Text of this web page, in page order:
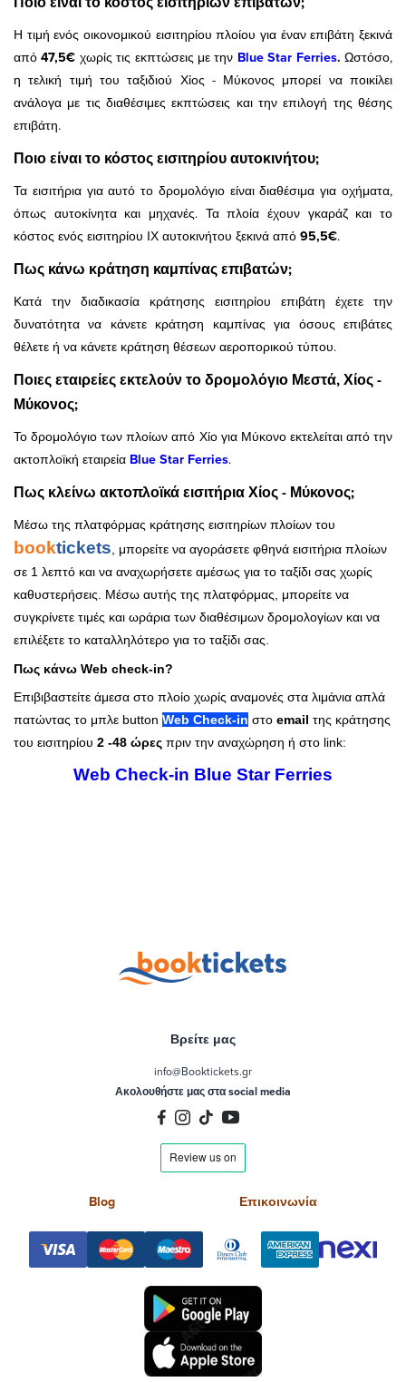
Η τιμή ενός οικονομικού εισιτηρίου πλοίου για έναν επιβάτη ξεκινά
από47,5€ χωρίς τις εκπτώσεις με την Blue Star Ferries. Ωστόσο,
η τελική τιμή του ταξιδιού Χίος - Μύκονος μπορεί να ποικίλει
ανάλογα με τις διαθέσιμες εκπτώσεις και την επιλογή της θέσης
επιβάτη.
Ποιο είναι το κόστος εισιτηρίου αυτοκινήτου;
Τα εισιτήρια για αυτό το δρομολόγιο είναι διαθέσιμα για οχήματα,
όπως αυτοκίνητα και μηχανές. Τα πλοία έχουν γκαράζ και το
κόστος ενός εισιτηρίου ΙΧ αυτοκινήτου ξεκινά από 95,5€.
Πως κάνω κράτηση καμπίνας επιβατών;
Κατά την διαδικασία κράτησης εισιτηρίου επιβάτη έχετε την
δυνατότητα να κάνετε κράτηση καμπίνας για όσους επιβάτες
θέλετε ή να κάνετε κράτηση θέσεων αεροπορικού τύπου.
Ποιες εταιρείες εκτελούν το δρομολόγιο Μεστά, Χίος -
Μύκονος;
Το δρομολόγιο των πλοίων από Χίο για Μύκονο εκτελείται από την
ακτοπλοϊκή εταιρεία Blue Star Ferries.
Πως κλείνω ακτοπλοϊκά εισιτήρια Χίος - Μύκονος;
Μέσω της πλατφόρμας κράτησης εισιτηρίων πλοίων του
booktickets , μπορείτε να αγοράσετε φθηνά εισιτήρια πλοίων
σε 1 λεπτό και να αναχωρήσετε αμέσως για το ταξίδι σας χωρίς
καθυστερήσεις. Μέσω αυτής της πλατφόρμας, μπορείτε να
συγκρίνετε τιμές και ωράρια των διαθέσιμων δρομολογίων και να
επιλέξετε το καταλληλότερο για το ταξίδι σας.
Πως κάνω Web check-in?
Επιβιβαστείτε άμεσα στο πλοίο χωρίς αναμονές στα λιμάνια απλά
πατώντας το μπλε button Web Check-in στο email της κράτησης
του εισιτηρίου 2 -48 ώρες πριν την αναχώρηση ή στο link:
Web Check-in Blue Star Ferries
Βρείτε μας
info@Booktickets.gr
Ακολουθήστε μας στα social media
Blog Επικοινωνία